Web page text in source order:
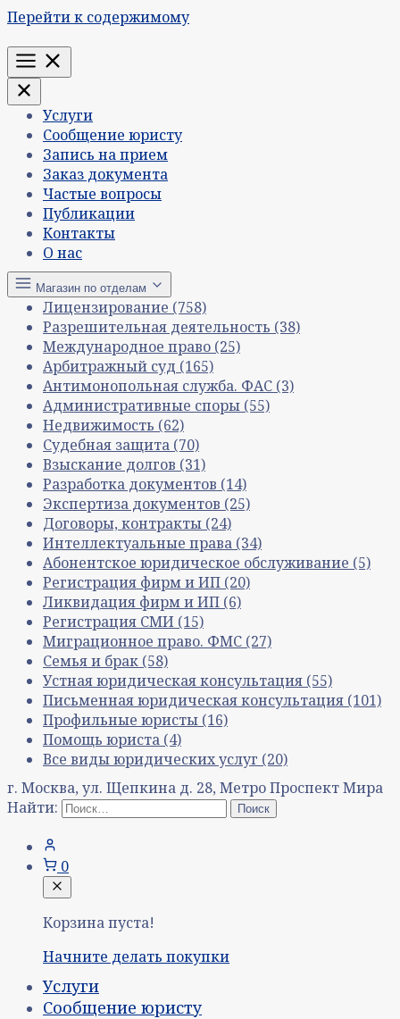
Перейти к содержимому
Меню
Услуги
Сообщение юристу
Запись на прием
Заказ документа
Частые вопросы
Публикации
Контакты
О нас
Магазин по отделам
Лицензирование (758)
Разрешительная деятельность (38)
Международное право (25)
Арбитражный суд (165)
Антимонопольная служба. ФАС (3)
Административные споры (55)
Недвижимость (62)
Судебная защита (70)
Взыскание долгов (31)
Разработка документов (14)
Экспертиза документов (25)
Договоры, контракты (24)
Интеллектуальные права (34)
Абонентское юридическое обслуживание (5)
Регистрация фирм и ИП (20)
Ликвидация фирм и ИП (6)
Регистрация СМИ (15)
Миграционное право. ФМС (27)
Семья и брак (58)
Устная юридическая консультация (55)
Письменная юридическая консультация (101)
Профильные юристы (16)
Помощь юриста (4)
Все виды юридических услуг (20)
г. Москва, ул. Щепкина д. 28, Метро Проспект Мира
Найти:
0
Корзина пуста!
Начните делать покупки
Услуги
Сообщение юристу